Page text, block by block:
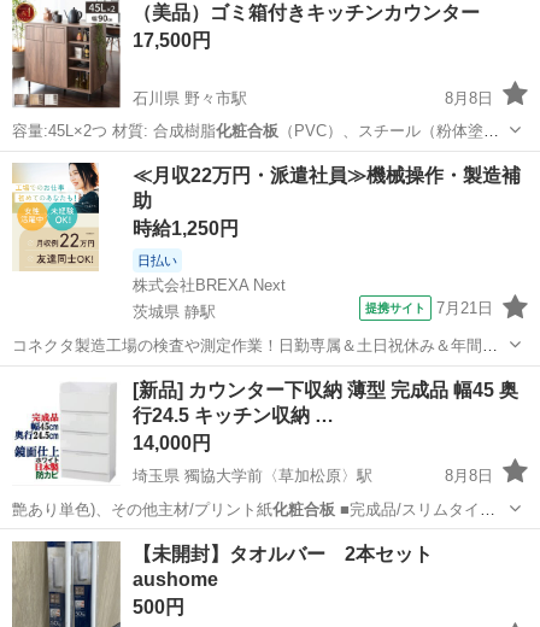
（美品）ゴミ箱付きキッチンカウンター
17,500円
石川県 野々市駅
8月8日
容量:45L×2つ 材質: 合成樹脂化粧合板 （PVC）、スチール（粉体塗
装） 製…
石川 野々市市 野々市駅 収納家具
≪月収22万円・派遣社員≫機械操作・製造補
助
時給1,250円
日払い
株式会社BREXA Next
茨城県 静駅
提携サイト 7月21日
コネクタ製造工場の検査や測定作業！日勤専属＆土日祝休み＆年間休
日128日★クリーンルーム内作業★マイカー通勤OK＆無料駐車場あり
★就業先食堂利用可！日払い制度あり！《茨城県常陸大宮市》 人気の
工場のお仕事 ◇コネクタ製造工...
常陸大宮市 静駅 その他
[新品] カウンター下収納 薄型 完成品 幅45 奥
行24.5 キッチン収納 …
14,000円
埼玉県 獨協大学前〈草加松原〉駅
8月8日
艶あり単色)、その他主材/プリント紙化粧合板 ■完成品/スリムタイプ
■つっぱり…
埼玉 草加市 獨協大学前〈草加松原〉駅 収納家具
【未開封】タオルバー 2本セット
aushome
500円